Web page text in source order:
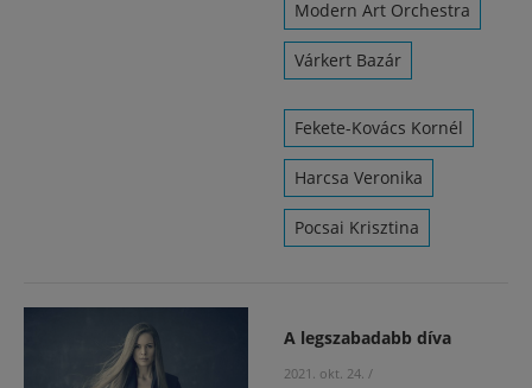
Modern Art Orchestra
Várkert Bazár
Fekete-Kovács Kornél
Harcsa Veronika
Pocsai Krisztina
A legszabadabb díva
2021. okt. 24. /